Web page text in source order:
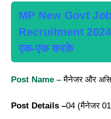
MP New Govt
Recruitment 2024
एक-एक करके
Post Name –मैनेजर और
Post Details –04 (मैनेजर